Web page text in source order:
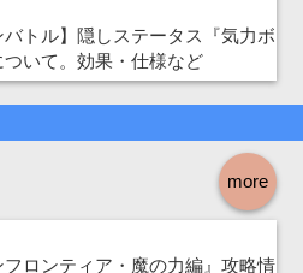
バトル】隠しステータス『気力ボ
ついて。効果・仕様など
more
フロンティア・魔の力編』攻略情